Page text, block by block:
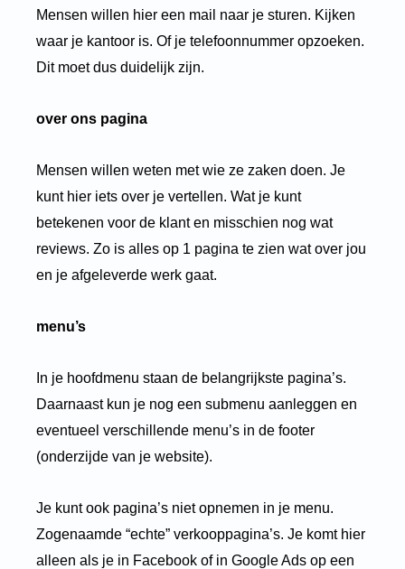
Mensen willen hier een mail naar je sturen. Kijken
waar je kantoor is. Of je telefoonnummer opzoeken.
Dit moet dus duidelijk zijn.
over ons pagina
Mensen willen weten met wie ze zaken doen. Je
kunt hier iets over je vertellen. Wat je kunt
betekenen voor de klant en misschien nog wat
reviews. Zo is alles op 1 pagina te zien wat over jou
en je afgeleverde werk gaat.
menu’s
In je hoofdmenu staan de belangrijkste pagina’s.
Daarnaast kun je nog een submenu aanleggen en
eventueel verschillende menu’s in de footer
(onderzijde van je website).
Je kunt ook pagina’s niet opnemen in je menu.
Zogenaamde “echte” verkooppagina’s. Je komt hier
alleen als je in Facebook of in Google Ads op een